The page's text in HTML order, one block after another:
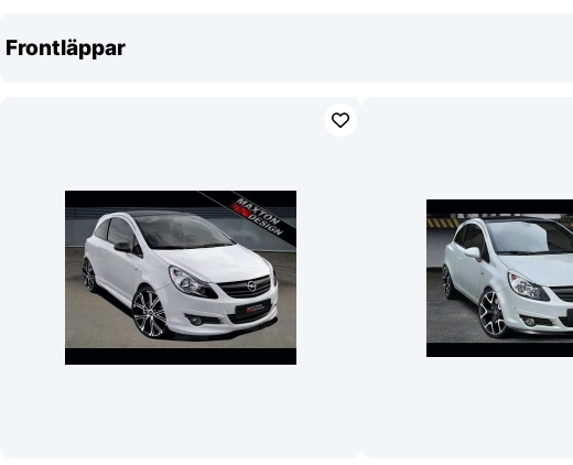
Frontläppar